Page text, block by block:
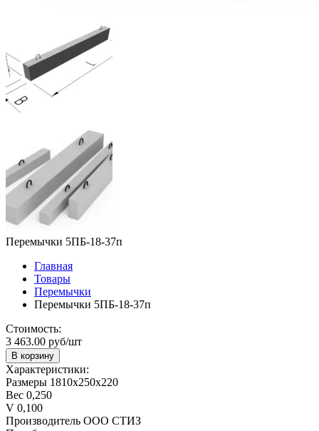
Перемычки 5ПБ-18-37п
Главная
Товары
Перемычки
Перемычки 5ПБ-18-37п
Стоимость:
3 463.00 руб/шт
В корзину
Характеристики:
Размеры 1810х250х220
Вес 0,250
V 0,100
Производитель ООО СТИЗ